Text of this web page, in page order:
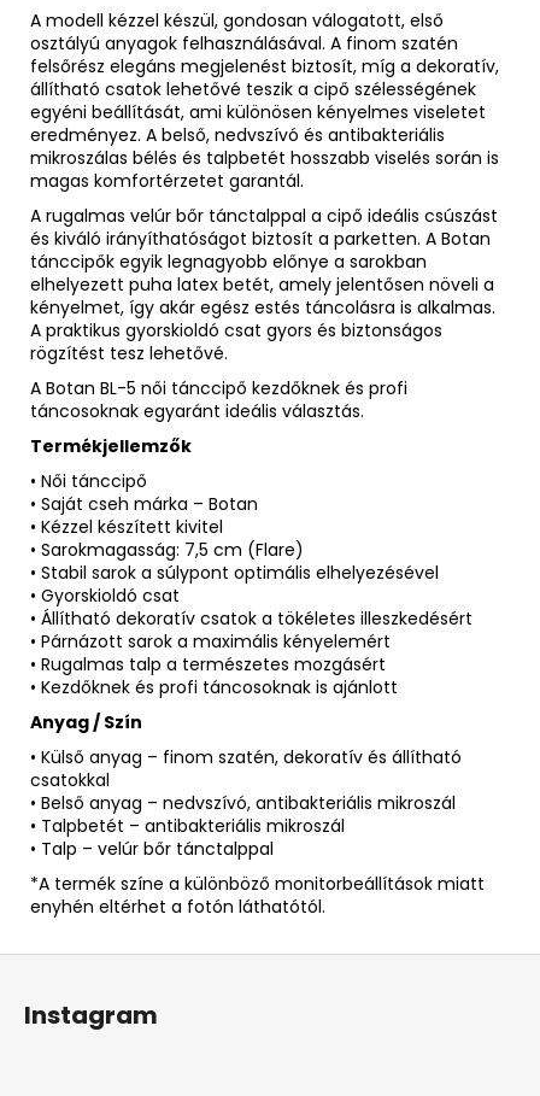
A modell kézzel készül, gondosan válogatott, első
osztályú anyagok felhasználásával. A finom szatén
felsőrész elegáns megjelenést biztosít, míg a dekoratív,
állítható csatok lehetővé teszik a cipő szélességének
egyéni beállítását, ami különösen kényelmes viseletet
eredményez. A belső, nedvszívó és antibakteriális
mikroszálas bélés és talpbetét hosszabb viselés során is
magas komfortérzetet garantál.
A rugalmas velúr bőr tánctalppal a cipő ideális csúszást
és kiváló irányíthatóságot biztosít a parketten. A Botan
tánccipők egyik legnagyobb előnye a sarokban
elhelyezett puha latex betét, amely jelentősen növeli a
kényelmet, így akár egész estés táncolásra is alkalmas.
A praktikus gyorskioldó csat gyors és biztonságos
rögzítést tesz lehetővé.
A Botan BL-5 női tánccipő kezdőknek és profi
táncosoknak egyaránt ideális választás.
Termékjellemzők
• Női tánccipő
• Saját cseh márka – Botan
• Kézzel készített kivitel
• Sarokmagasság: 7,5 cm (Flare)
• Stabil sarok a súlypont optimális elhelyezésével
• Gyorskioldó csat
• Állítható dekoratív csatok a tökéletes illeszkedésért
• Párnázott sarok a maximális kényelemért
• Rugalmas talp a természetes mozgásért
• Kezdőknek és profi táncosoknak is ajánlott
Anyag / Szín
• Külső anyag – finom szatén, dekoratív és állítható
csatokkal
• Belső anyag – nedvszívó, antibakteriális mikroszál
• Talpbetét – antibakteriális mikroszál
• Talp – velúr bőr tánctalppal
*A termék színe a különböző monitorbeállítások miatt
enyhén eltérhet a fotón láthatótól.
Instagram